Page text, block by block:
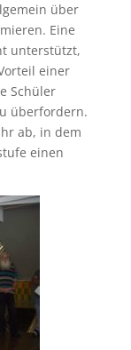
über
Eine
unterstützt,
einer
Schüler
überfordern.
ab, in dem
einen